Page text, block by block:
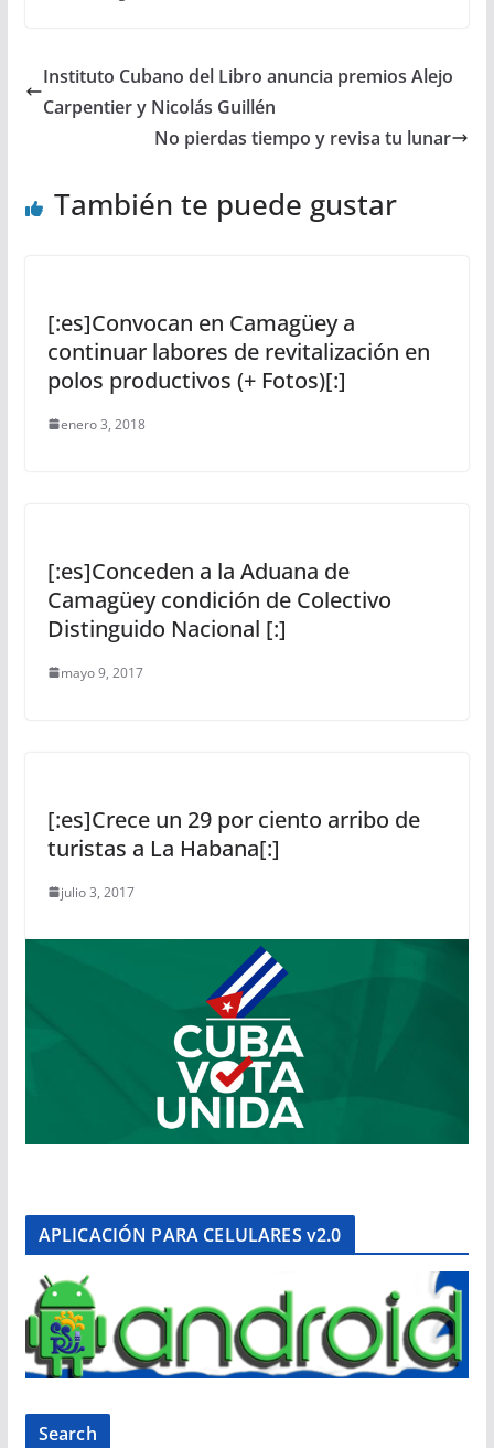
Instituto Cubano del Libro anuncia premios Alejo
Carpentier y Nicolás Guillén
No pierdas tiempo y revisa tu lunar
También te puede gustar
[:es]Convocan en Camagüey a
continuar labores de revitalización en
polos productivos (+ Fotos)[:]
enero 3, 2018
[:es]Conceden a la Aduana de
Camagüey condición de Colectivo
Distinguido Nacional [:]
mayo 9, 2017
[:es]Crece un 29 por ciento arribo de
turistas a La Habana[:]
julio 3, 2017
APLICACIÓN PARA CELULARES v2.0
Search